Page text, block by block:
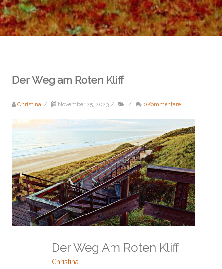
Der Weg am Roten Kliff
Christina / November 25, 2023 / / 0Kommentare
Der Weg Am Roten Kliff
Christina